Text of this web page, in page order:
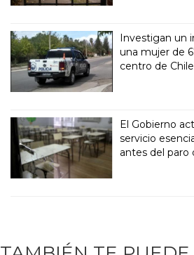
Investigan un
una mujer de
centro de
El Gobierno
servicio
antes del paro